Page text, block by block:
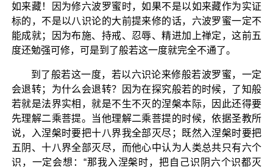
如来藏！因为修六波罗蜜时，如果不是以如来藏作为实证
标的，不是以八识论的大前提来修的话，六波罗蜜一定不
能成就；因为布施、持戒、忍辱、精进加上禅定，这前五
度还勉强可修，可是到了般若这一度就完全不通了。
到了般若这一度，若以六识论来修般若波罗蜜，一定
会退转；为什么会退转？因为在探究般若的时候，了知般
若就是法界实相，就是不生不灭的涅槃本际，因此还得要
先理解二乘菩提。当他理解二乘菩提的时候，依据圣教所
说，入涅槃时要把十八界我全部灭尽；既然入涅槃时要把
五阴、十八界全部灭尽，而他心中认为人类总共只有六个
识，一定会想：“那我入涅槃时，把自己识阴六个识都灭